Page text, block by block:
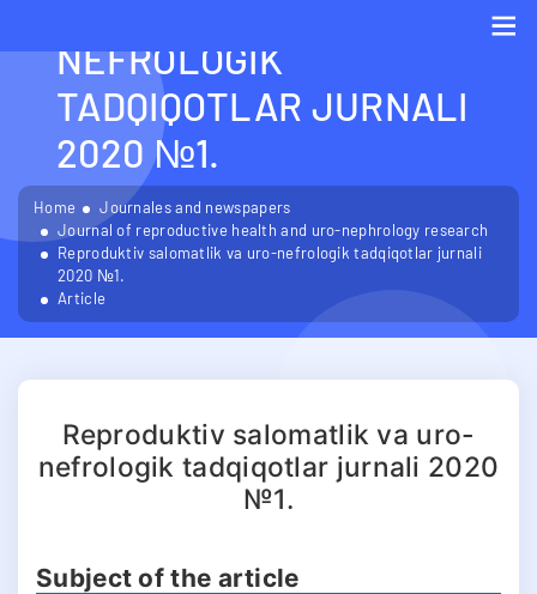
NEFROLOGIK
TADQIQOTLAR JURNALI
2020 №1.
Home
Journales and newspapers
Journal of reproductive health and uro-nephrology research
Reproduktiv salomatlik va uro-nefrologik tadqiqotlar jurnali
2020 №1.
Article
Reproduktiv salomatlik va uro-
nefrologik tadqiqotlar jurnali 2020
№1.
Subject of the article